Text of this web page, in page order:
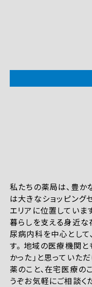
私たちの薬局は、豊か
は大きなショッピング
エリアに位置していま
暮らしを支える身近な
尿病内科を中心として
す。 地域の医療機関と
かった」と思っていた
薬のこと、在宅医療の
うぞお気軽にご相談く